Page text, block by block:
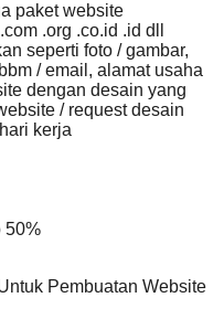
paket website
.org .co.id .id dll
seperti foto / gambar,
/ email, alamat usaha
dengan desain yang
/ request desain
kerja
50%
Pembuatan Website